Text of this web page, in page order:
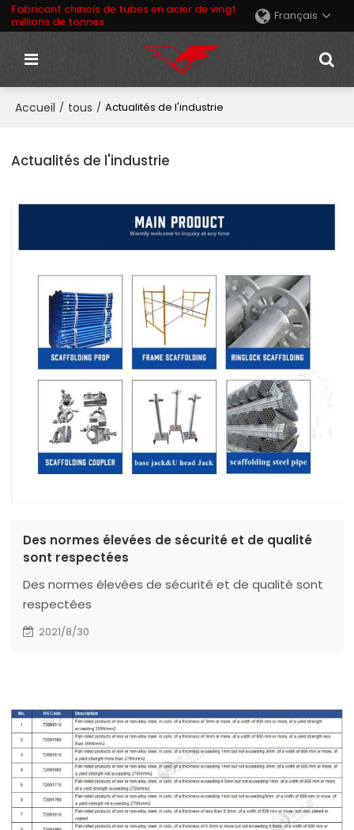
Fabricant chinois de tubes en acier de vingt
millions de tonnes
Français
Accueil / tous / Actualités de l'industrie
Actualités de l'industrie
Des normes élevées de sécurité et de qualité
sont respectées
Des normes élevées de sécurité et de qualité sont
respectées
2021/8/30